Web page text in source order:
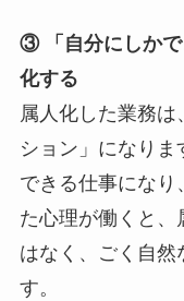
③ 「自分にしかで
化する
属人化した業務
ション」になりま
できる仕事になり
た心理が働くと
はなく、ごく自然
す。